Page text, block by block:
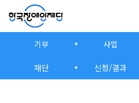
기부 사업
재단
신청/결과